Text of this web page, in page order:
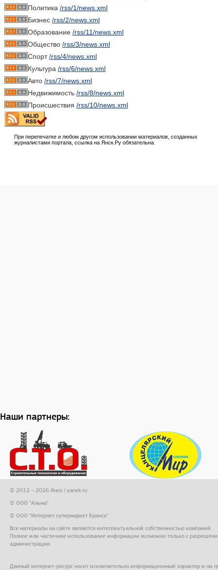
Политика /rss/1/news.xml
Бизнес /rss/2/news.xml
Образование /rss/11/news.xml
Общество /rss/3/news.xml
Спорт/rss/4/news.xml
Культура /rss/6/news.xml
Авто /rss/7/news.xml
Недвижимость /rss/8/news.xml
Происшествия /rss/10/news.xml
При перепечатке и любом другом использовании материалов, созданных
журналистами портала, ссылка на Янск.Ру обязательна.
Наши партнеры:
© 2012 – 2026 Янск / yansk.ru
© ООО "Альма"
© ООО "Интернет супермаркет Брянск"
Все материалы на сайте являются интеллектуальной собственностью компаний.
Полное или частичное использование информации возможно только с
администрации.
Данный интернет-ресурс носит исключительно информационный характер и ни